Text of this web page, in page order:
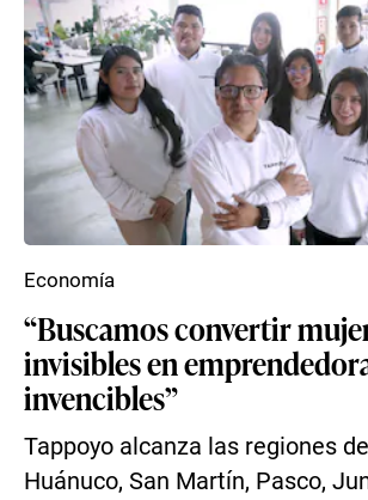
“Buscamos convertir
invisibles en
invencibles”
Tappoyo alcanza las regiones
Huánuco, San Martín, Pasco,
Economía